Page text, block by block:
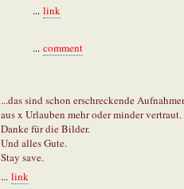
... link
... comment
...das sind schon erschreckende
aus x Urlauben mehr oder minder vertraut.
Danke für die Bilder.
Und alles Gute.
Stay save.
... link